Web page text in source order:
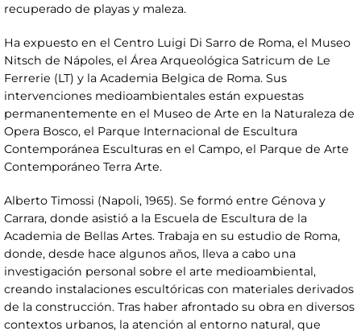
recuperado de playas y maleza.
Ha expuesto en el Centro Luigi Di Sarro de Roma, el Museo
Nitsch de Nápoles, el Área Arqueológica Satricum de Le
Ferrerie (LT) y la Academia Belgica de Roma. Sus
intervenciones medioambientales están expuestas
permanentemente en el Museo de Arte en la Naturaleza de
Opera Bosco, el Parque Internacional de Escultura
Contemporánea Esculturas en el Campo, el Parque de Arte
Contemporáneo Terra Arte.
Alberto Timossi (Napoli, 1965). Se formó entre Génova y
Carrara, donde asistió a la Escuela de Escultura de la
Academia de Bellas Artes. Trabaja en su estudio de Roma,
donde, desde hace algunos años, lleva a cabo una
investigación personal sobre el arte medioambiental,
creando instalaciones escultóricas con materiales derivados
de la construcción. Tras haber afrontado su obra en diversos
contextos urbanos, la atención al entorno natural, que